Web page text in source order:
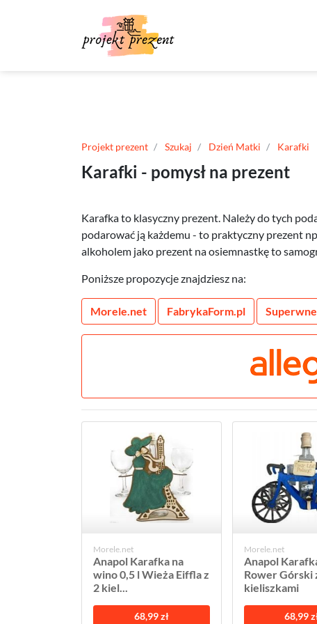
Projekt prezent Szukaj Dzień Matki Karafki
Karafki - pomysł na prezent
Karafka to klasyczny prezent. Należy do tych
podarować ją każdemu - to praktyczny prezent
alkoholem jako prezent na osiemnastkę to
Poniższe propozycje znajdziesz na:
Morele.net FabrykaForm.pl
Morele.net
Anapol Karafka na
wino 0,5 l Wieża Eiffla z
2 kiel...
68,99 zł
Morele.net
Anapol
Rower Górski
kieliszkami
68,99